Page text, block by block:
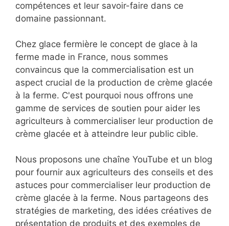
compétences et leur savoir-faire dans ce
domaine passionnant.
Chez glace fermière le concept de glace à la
ferme made in France, nous sommes
convaincus que la commercialisation est un
aspect crucial de la production de crème glacée
à la ferme. C'est pourquoi nous offrons une
gamme de services de soutien pour aider les
agriculteurs à commercialiser leur production de
crème glacée et à atteindre leur public cible.
Nous proposons une chaîne YouTube et un blog
pour fournir aux agriculteurs des conseils et des
astuces pour commercialiser leur production de
crème glacée à la ferme. Nous partageons des
stratégies de marketing, des idées créatives de
présentation de produits et des exemples de